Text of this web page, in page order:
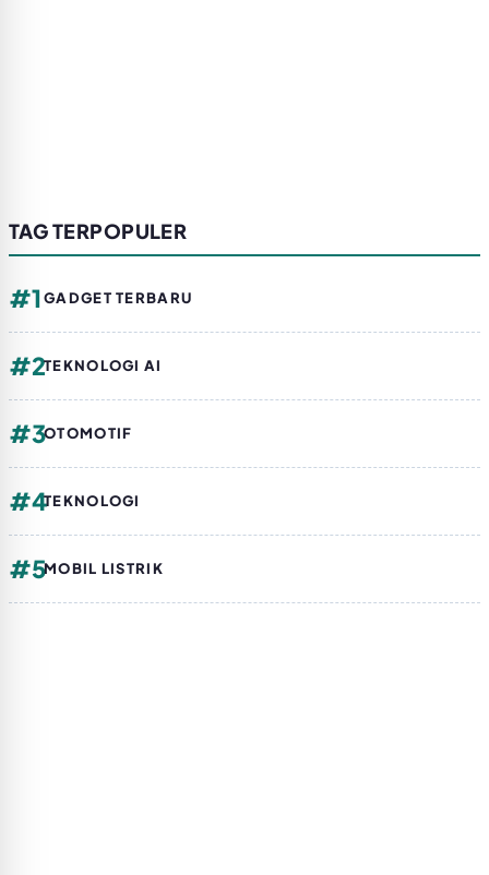
TAG TERPOPULER
#1GADGET TERBARU
#2TEKNOLOGI AI
#3OTOMOTIF
#4TEKNOLOGI
#5MOBIL LISTRIK